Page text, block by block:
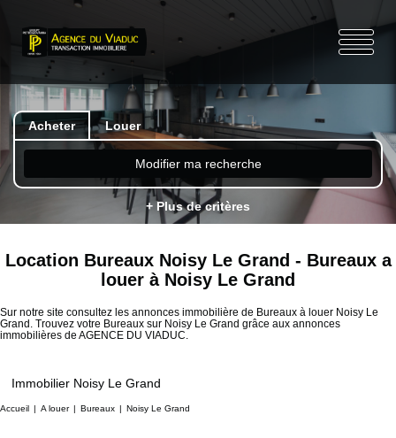
Acheter Louer
Modifier ma recherche
+ Plus de critères
Location Bureaux Noisy Le Grand - Bureaux a
louer à Noisy Le Grand
Sur notre site consultez les annonces immobilière de Bureaux à louer Noisy Le
Grand. Trouvez votre Bureaux sur Noisy Le Grand grâce aux annonces
immobilières de AGENCE DU VIADUC.
Immobilier Noisy Le Grand
Accueil A louer Bureaux Noisy Le Grand